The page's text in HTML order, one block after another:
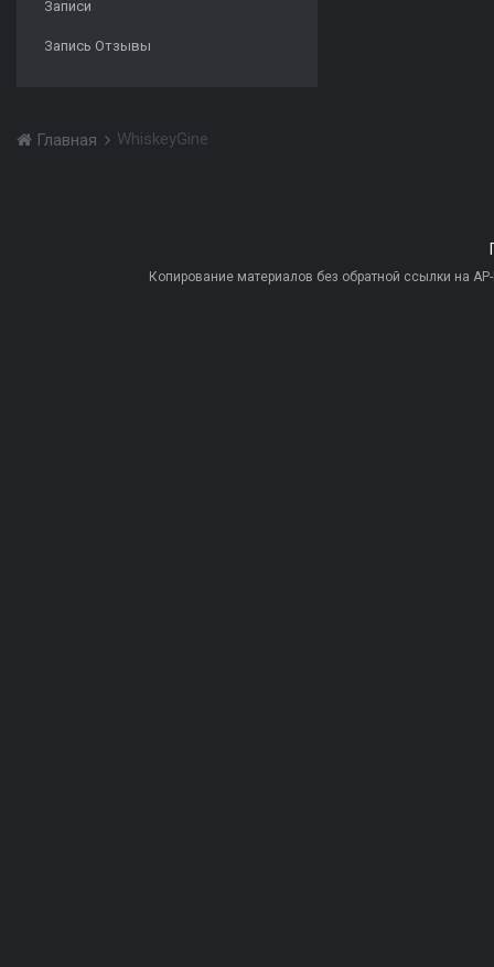
Записи
Запись Отзывы
Главная WhiskeyGine
Копирование материалов без обратной ссылки на